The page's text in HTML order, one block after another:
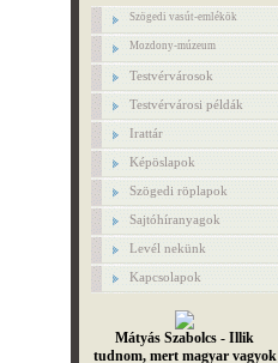
Szögedi vasút-emlékök
Mozdony-múzeum
Testvérvárosok
Testvérvárosi példák
Irattár
Képöslapok
Szögedi röplapok
Sajtóhíranyagok
Levél nekünk
Kapcsolapok
Mátyás Szabolcs - Illik
tudnom, mert magyar vagyok